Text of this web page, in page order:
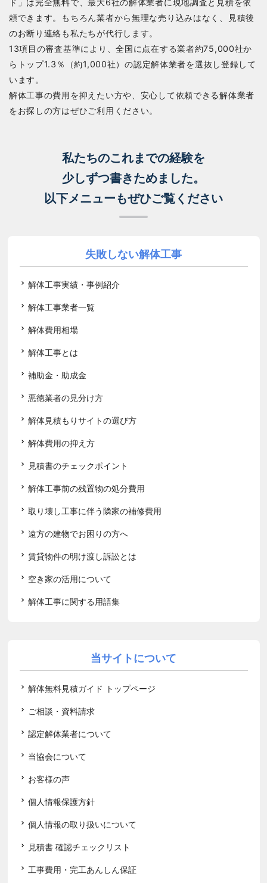
ド」は完全無料で、最大6社の解体業者に現地調査と見積を依
頼できます。もちろん業者から無理な売り込みはなく、見積後
のお断り連絡も私たちが代行します。
13項目の審査基準により、全国に点在する業者約75,000社か
らトップ1.3％（約1,000社）の認定解体業者を選抜し登録して
います。
解体工事の費用を抑えたい方や、安心して依頼できる解体業者
をお探しの方はぜひご利用ください。
私たちのこれまでの経験を
少しずつ書きためました。
以下メニューもぜひご覧ください
失敗しない解体工事
解体工事実績・事例紹介
解体工事業者一覧
解体費用相場
解体工事とは
補助金・助成金
悪徳業者の見分け方
解体見積もりサイトの選び方
解体費用の抑え方
見積書のチェックポイント
解体工事前の残置物の処分費用
取り壊し工事に伴う隣家の補修費用
遠方の建物でお困りの方へ
賃貸物件の明け渡し訴訟とは
空き家の活用について
解体工事に関する用語集
当サイトについて
解体無料見積ガイド トップページ
ご相談・資料請求
認定解体業者について
当協会について
お客様の声
個人情報保護方針
個人情報の取り扱いについて
見積書 確認チェックリスト
工事費用・完工あんしん保証